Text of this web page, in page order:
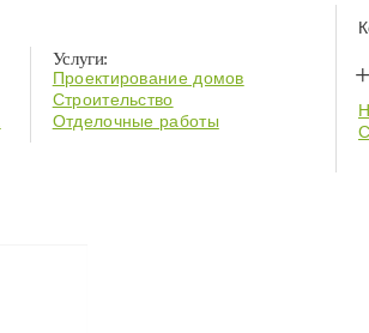
Услуги:
Проектирование домов
Строительство
Отделочные работы